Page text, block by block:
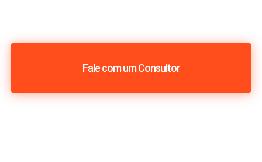
Fale com um Consultor